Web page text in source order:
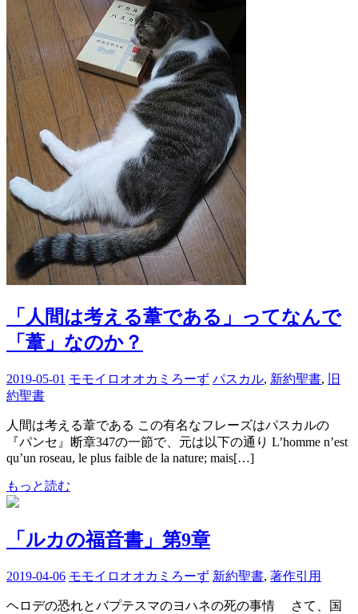
「人間は考える葦である」ってなんで
「葦」なのか？
2019-05-01 モモイロオオカミろーず パスカル, 新約聖書,
旧
約聖書
人間は考える葦である この有名なフレーズはパスカルの
『パンセ』断章347の一節で、元は以下の通り L’homme n’est
qu’un roseau, le plus faible de la nature; mais[…]
もっと読む
「ルカの福音書」第9章
2019-04-06 モモイロオオカミろーず 新約聖書, 著作引用
ヘロデの恐れとバプテスマのヨハネの死の事情 さて、国